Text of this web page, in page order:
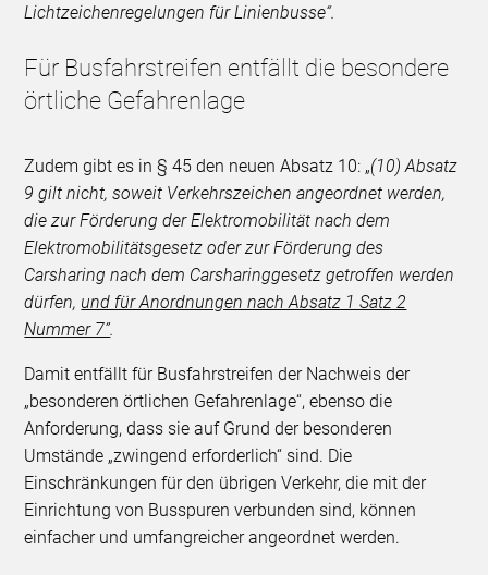
Lichtzeichenregelungen für Linienbusse“.
Für Busfahrstreifen entfällt die besondere
örtliche Gefahrenlage
Zudem gibt es in § 45 den neuen Absatz 10: „(10) Absatz
9 gilt nicht, soweit Verkehrszeichen angeordnet werden,
die zur Förderung der Elektromobilität nach dem
Elektromobilitätsgesetz oder zur Förderung des
Carsharing nach dem Carsharinggesetz getroffen werden
dürfen, und für Anordnungen nach Absatz 1 Satz 2
Nummer 7”.
Damit entfällt für Busfahrstreifen der Nachweis der
„besonderen örtlichen Gefahrenlage“, ebenso die
Anforderung, dass sie auf Grund der besonderen
Umstände „zwingend erforderlich“ sind. Die
Einschränkungen für den übrigen Verkehr, die mit der
Einrichtung von Busspuren verbunden sind, können
einfacher und umfangreicher angeordnet werden.